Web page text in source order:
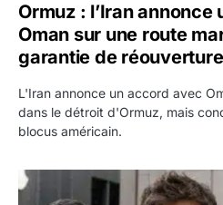
Ormuz : l’Iran
Oman sur une route
garantie de réouverture
L'Iran annonce un accord avec
dans le détroit d'Ormuz, mais
blocus américain.
OpenAI demande le rejet de